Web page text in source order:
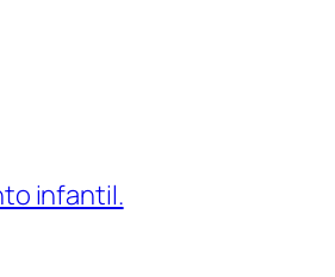
infantil.